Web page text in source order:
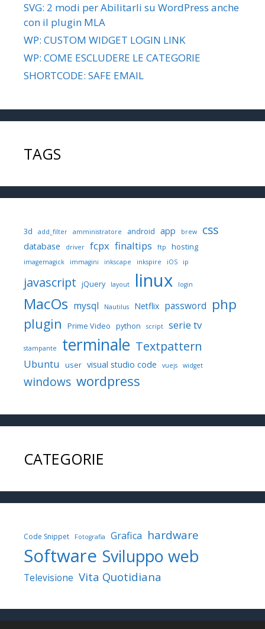
SVG: 2 modi per Abilitarli su WordPress anche
con il plugin MLA
WP: CUSTOM WIDGET LOGIN LINK
WP: COME ESCLUDERE LE CATEGORIE
SHORTCODE: SAFE EMAIL
TAGS
3d add_filter amministratore android app brew css
database driver fcpx finaltips ftp hosting
imagemagick immagini inkscape inkspire iOS ip
javascript jQuery layout linux login
MacOs mysql Nautilus Netflix password php
plugin Prime Video python script serie tv
stampante terminale Textpattern
Ubuntu user visual studio code vuejs widget
windows wordpress
CATEGORIE
Code Snippet Fotografia Grafica hardware
Software Sviluppo web
Televisione Vita Quotidiana